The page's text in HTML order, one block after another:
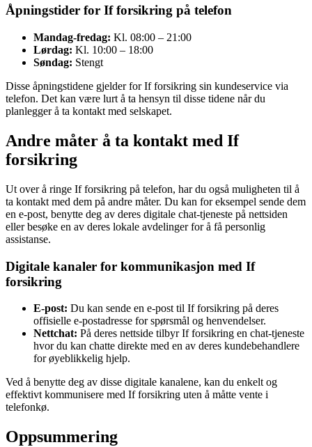
Åpningstider for If forsikring på telefon
Mandag-fredag: Kl. 08:00 – 21:00
Lørdag: Kl. 10:00 – 18:00
Søndag: Stengt
Disse åpningstidene gjelder for If forsikring sin kundeservice via
telefon. Det kan være lurt å ta hensyn til disse tidene når du
planlegger å ta kontakt med selskapet.
Andre måter å ta kontakt med If
forsikring
Ut over å ringe If forsikring på telefon, har du også muligheten til å
ta kontakt med dem på andre måter. Du kan for eksempel sende dem
en e-post, benytte deg av deres digitale chat-tjeneste på nettsiden
eller besøke en av deres lokale avdelinger for å få personlig
assistanse.
Digitale kanaler for kommunikasjon med If
forsikring
E-post: Du kan sende en e-post til If forsikring på deres
offisielle e-postadresse for spørsmål og henvendelser.
Nettchat: På deres nettside tilbyr If forsikring en chat-tjeneste
hvor du kan chatte direkte med en av deres kundebehandlere
for øyeblikkelig hjelp.
Ved å benytte deg av disse digitale kanalene, kan du enkelt og
effektivt kommunisere med If forsikring uten å måtte vente i
telefonkø.
Oppsummering